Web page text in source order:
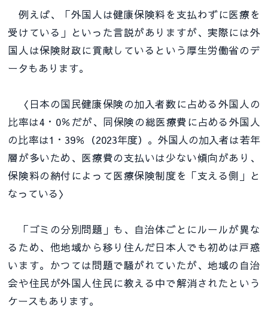
例えば、「外国人は健康保険料を支払わずに医療を
受けている」といった言説がありますが、実際には外
国人は保険財政に貢献しているという厚生労働省のデ
ータもあります。
〈日本の国民健康保険の加入者数に占める外国人の
比率は4・0％だが、同保険の総医療費に占める外国人
の比率は1・39％（2023年度）。外国人の加入者は若年
層が多いため、医療費の支払いは少ない傾向があり、
保険料の納付によって医療保険制度を「支える側」と
なっている〉
「ゴミの分別問題」も、自治体ごとにルールが異な
るため、他地域から移り住んだ日本人でも初めは戸惑
います。かつては問題で騒がれていたが、地域の自治
会や住民が外国人住民に教える中で解消されたという
ケースもあります。